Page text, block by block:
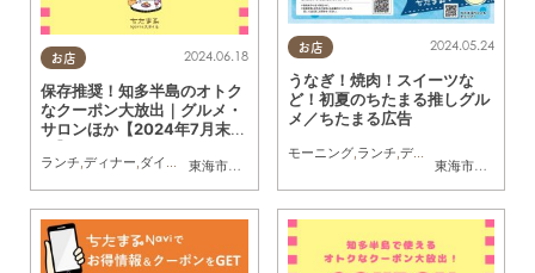
お店
東海市
,大府市 半田市
2024.06.18
保存推奨！知多半島のオトク
なクーポン大放出｜グルメ・
サロンほか【2024年7月末ま
ランチ,ディナー,ダイエット ,住まい ,クーポン
お店
東海市
,大府市
2024.05.24
うなぎ！焼肉！スイーツな
ど！初夏のちたまる推しグル
メ／ちたまる広告
モーニング, ランチ ディナー